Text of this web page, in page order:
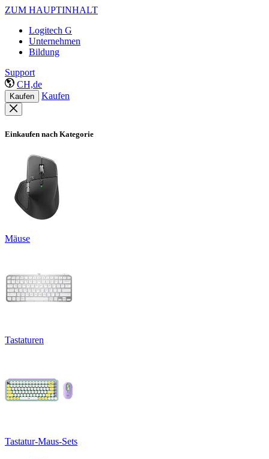
ZUM HAUPTINHALT
Logitech G
Unternehmen
Bildung
Support
CH,de
Kaufen Kaufen
Einkaufen nach Kategorie
Mäuse
Tastaturen
Tastatur-Maus-Sets